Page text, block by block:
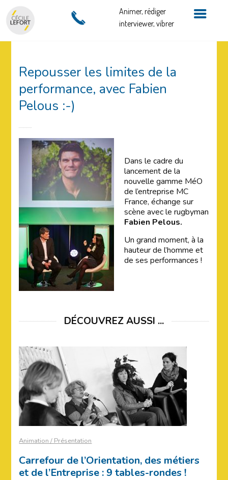
Repousser les limites de la
performance, avec Fabien
Pelous :-)
Dans le cadre du
lancement de la
nouvelle gamme MéO
de l’entreprise MC
France, échange sur
scène avec le rugbyman
Fabien Pelous.
Un grand moment, à la
hauteur de l’homme et
de ses performances !
DÉCOUVREZ AUSSI ...
Animation / Présentation
Carrefour de l’Orientation, des métiers
et de l’Entreprise : 9 tables-rondes !
Animer, rédiger
interviewer, vibrer